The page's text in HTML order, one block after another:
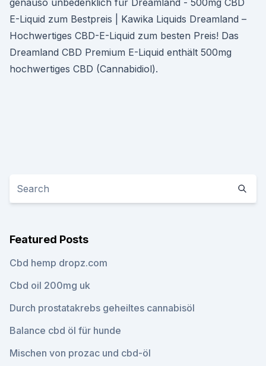
genauso unbedenklich für Dreamland - 500mg CBD
E-Liquid zum Bestpreis | Kawika Liquids Dreamland –
Hochwertiges CBD-E-Liquid zum besten Preis! Das
Dreamland CBD Premium E-Liquid enthält 500mg
hochwertiges CBD (Cannabidiol).
Featured Posts
Cbd hemp dropz.com
Cbd oil 200mg uk
Durch prostatakrebs geheiltes cannabisöl
Balance cbd öl für hunde
Mischen von prozac und cbd-öl